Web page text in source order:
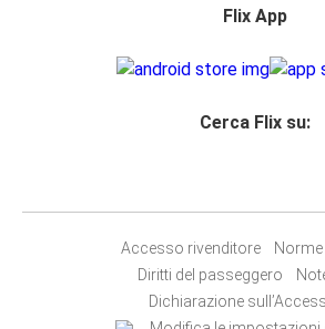
Flix App
Cerca Flix su:
Accesso rivenditore
Diritti del passeggero
Dichiarazione